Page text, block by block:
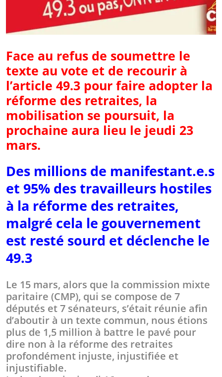
Face au refus de soumettre le
texte au vote et de recourir à
l’article 49.3 pour faire adopter la
réforme des retraites, la
mobilisation se poursuit, la
prochaine aura lieu le jeudi 23
mars.
Des millions de manifestant.e.s
et 95% des travailleurs hostiles
à la réforme des retraites,
malgré cela le gouvernement
est resté sourd et déclenche le
49.3
Le 15 mars, alors que la commission mixte
paritaire (CMP), qui se compose de 7
députés et 7 sénateurs, s’était réunie afin
d’aboutir à un texte commun, nous étions
plus de 1,5 million à battre le pavé pour
dire non à la réforme des retraites
profondément injuste, injustifiée et
injustifiable.